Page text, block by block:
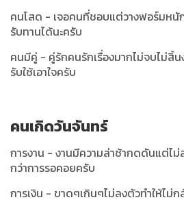
คนโสด - เจอคนที่ชอบแต่วางฟอร์มหนั
รับทานได้นะครับ
คนมีคู่ - คู่รักคนรักเรื่องมากไม่จบไม่สิ้น
รับใช้เอาใจครับ
คนเกิดวันจันทร์
การงาน - งานมีความล่าช้ากดดันแต่ไม่
กว่าการรอคอยครับ
การเงิน - ขาดๆเกินๆไม่ลงตัวทำให้ไม่ก